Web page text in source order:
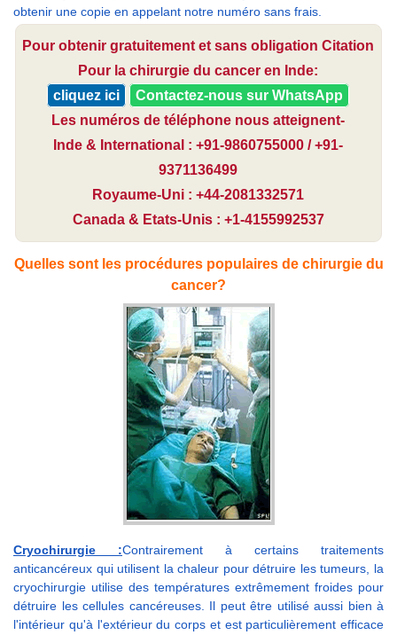
obtenir une copie en appelant notre numéro sans frais.
Pour obtenir gratuitement et sans obligation Citation
Pour la chirurgie du cancer en Inde:
cliquez ici
Contactez-nous sur WhatsApp
Les numéros de téléphone nous atteignent-
Inde & International : +91-9860755000 / +91-
9371136499
Royaume-Uni : +44-2081332571
Canada & Etats-Unis : +1-4155992537
Quelles sont les procédures populaires de chirurgie du
cancer?
Cryochirurgie :Contrairement à certains traitements
anticancéreux qui utilisent la chaleur pour détruire les tumeurs, la
cryochirurgie utilise des températures extrêmement froides pour
détruire les cellules cancéreuses. Il peut être utilisé aussi bien à
l'intérieur qu'à l'extérieur du corps et est particulièrement efficace